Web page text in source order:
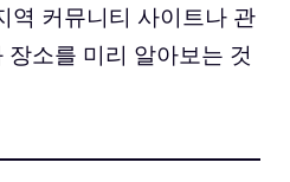
역 커뮤니티 사이트나 관
소를 미리 알아보는 것